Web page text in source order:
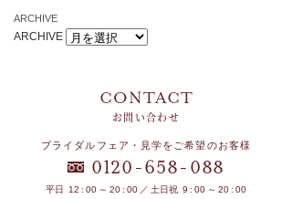
ARCHIVE
ARCHIVE
お問い合わせ
ブライダルフェア・見学をご希望のお客様
0120 -658- 088
平日 12 : 00 ～ 20 : 00 ／ 土日祝 9 : 00 ～ 20 : 00